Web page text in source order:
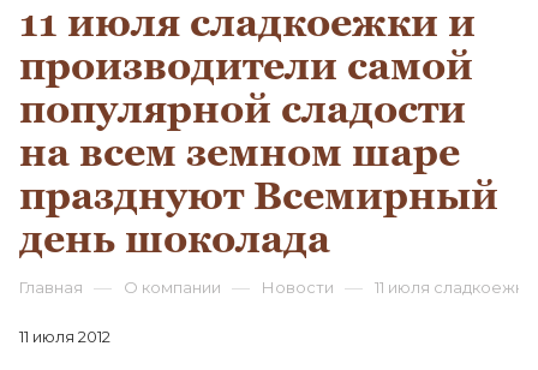
11 июля сладкоежки и
производители самой
популярной сладости
на всем земном шаре
празднуют Всемирный
день шоколада
Главная — О компании — Новости — 11 июля
11 июля 2012